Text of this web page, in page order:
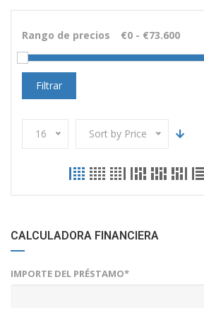
Rango de precios
Filtrar
16 Sort by Price
CALCULADORA FINANCIERA
IMPORTE DEL PRÉSTAMO*